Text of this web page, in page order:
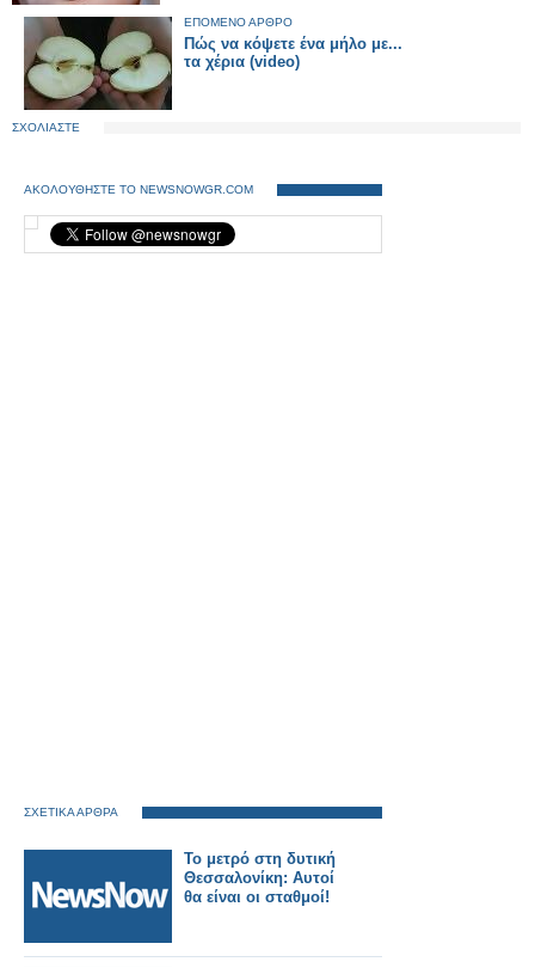
ΕΠΟΜΕΝΟ ΑΡΘΡΟ
Πώς να κόψετε ένα μήλο με...
τα χέρια (video)
ΣΧΟΛΙΑΣΤΕ
ΑΚΟΛΟΥΘΗΣΤΕ ΤΟ NEWSNOWGR.COM
ΣΧΕΤΙΚΑ ΑΡΘΡΑ
Το μετρό στη δυτική
Θεσσαλονίκη: Αυτοί
θα είναι οι σταθμοί!